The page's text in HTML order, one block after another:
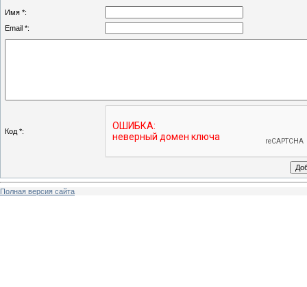
Имя *:
Email *:
Код *:
Полная версия сайта